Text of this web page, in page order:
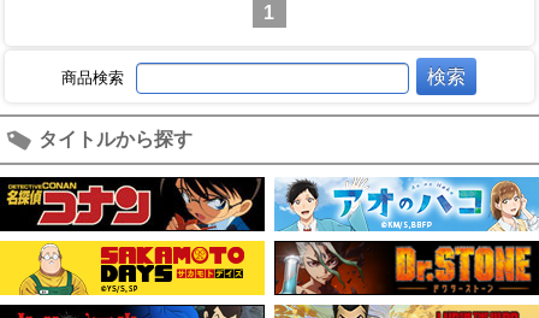
1
商品検索
タイトルから探す